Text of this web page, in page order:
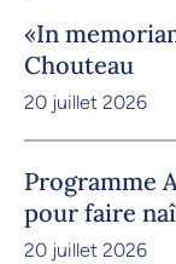
«In
Chouteau
20 juillet 2026
Programme
pour faire
20 juillet 2026